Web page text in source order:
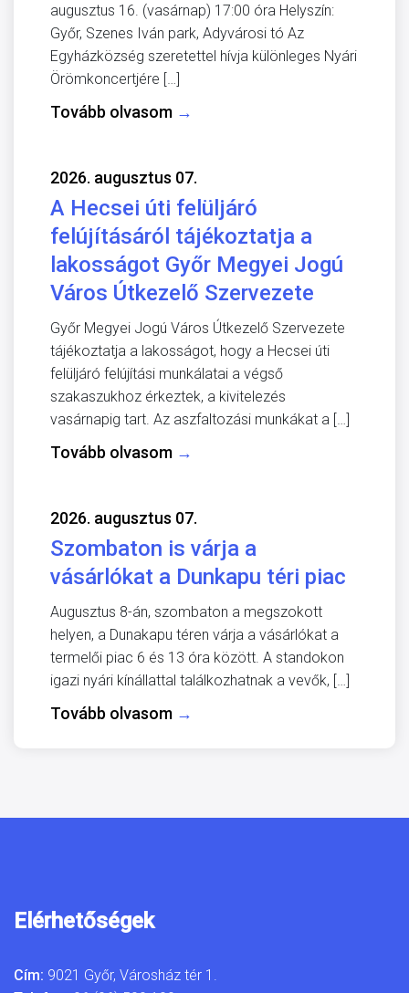
augusztus 16. (vasárnap) 17:00 óra Helyszín:
Győr, Szenes Iván park, Adyvárosi tó Az
Egyházközség szeretettel hívja különleges Nyári
Örömkoncertjére […]
Tovább olvasom →
2026. augusztus 07.
A Hecsei úti felüljáró
felújításáról tájékoztatja a
lakosságot Győr Megyei Jogú
Város Útkezelő Szervezete
Győr Megyei Jogú Város Útkezelő Szervezete
tájékoztatja a lakosságot, hogy a Hecsei úti
felüljáró felújítási munkálatai a végső
szakaszukhoz érkeztek, a kivitelezés
vasárnapig tart. Az aszfaltozási munkákat a […]
Tovább olvasom →
2026. augusztus 07.
Szombaton is várja a
vásárlókat a Dunkapu téri piac
Augusztus 8-án, szombaton a megszokott
helyen, a Dunakapu téren várja a vásárlókat a
termelői piac 6 és 13 óra között. A standokon
igazi nyári kínállattal találkozhatnak a vevők, […]
Tovább olvasom →
Elérhetőségek
Cím: 9021 Győr, Városház tér 1.